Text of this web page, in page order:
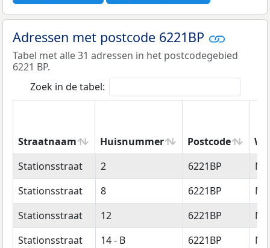
Adressen met postcode 6221BP
Tabel met alle 31 adressen in het postcodegebied
6221 BP.
Zoek in de tabel:
Straatnaam Huisnummer Postcode
Straatnaam
Huisnummer Postcode
Stationsstraat 2 6221BP
Stationsstraat
8 6221BP
Stationsstraat
12 6221BP
Stationsstraat
14 - B 6221BP